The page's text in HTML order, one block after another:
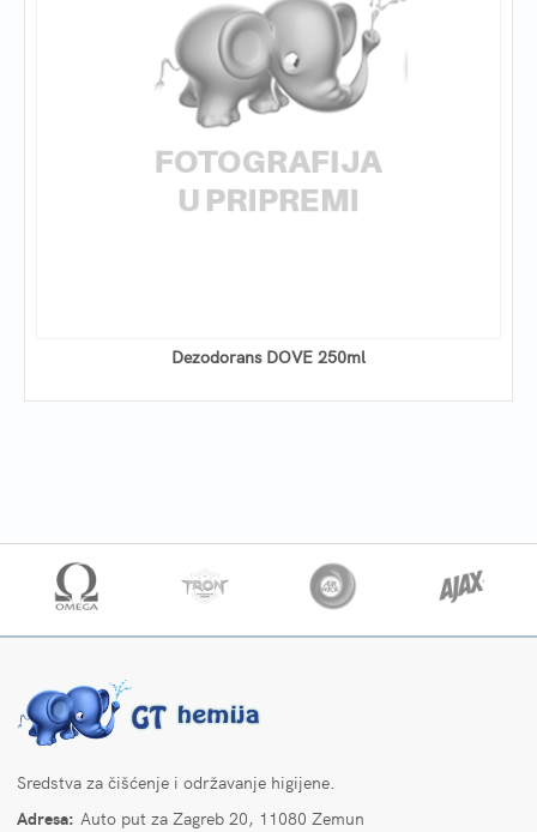
Dezodorans DOVE 250ml
Sredstva za čišćenje i održavanje higijene.
Adresa: Auto put za Zagreb 20, 11080 Zemun